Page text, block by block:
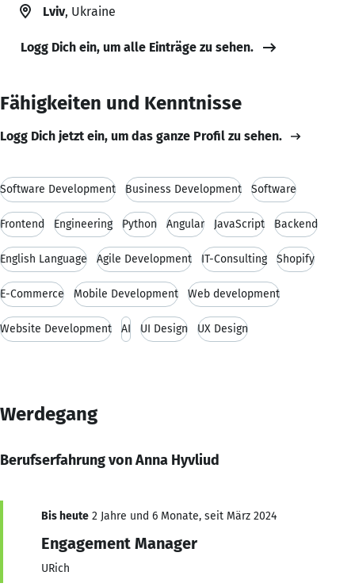
Lviv, Ukraine
Logg Dich ein, um alle Einträge zu sehen.
Fähigkeiten und Kenntnisse
Logg Dich jetzt ein, um das ganze Profil zu sehen.
Software Development Business Development Software
Frontend Engineering Python Angular JavaScript Backend
English Language Agile Development IT-Consulting Shopify
E-Commerce Mobile Development Web development
Website Development AI UI Design UX Design
Werdegang
Berufserfahrung von Anna Hyvliud
Bis heute 2 Jahre und 6 Monate, seit März 2024
Engagement Manager
URich